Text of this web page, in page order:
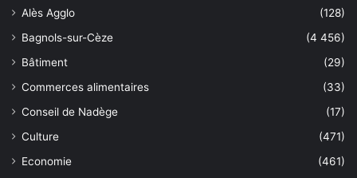
Alès Agglo
(128)
Bagnols-sur-Cèze
(4 456)
Bâtiment
(29)
Commerces alimentaires
(33)
Conseil de Nadège
(17)
Culture
(471)
Economie
(461)